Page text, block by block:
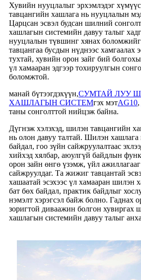
Хувийн нууцлалыг эрхэмлэдэг
тавцангийн хашлага нь нууцлалын
Царцсан эсвэл будсан шилний
хашлагын системийн давуу талыг
нууцлалын түвшинг хянах
тавцангаа бусдын нүднээс хамгаалах
тухтай, хувийн орон зайг бий
үл хамааран эдгээр тохируулгын
боломжтой.
манай бүтээгдэхүүн,СУМТАЙ ЛУУ
ХАШЛАГЫН СИСТЕМгэх мэтAG10,
таны сонголттой нийцэж байна.
Дүгнэж хэлэхэд, шилэн тавцангийн
нь олон давуу талтай. Шилэн хашлага
байдал, гоо зүйн сайжруулалтаас
хийхэд хялбар, аюулгүй байдлын
орон зайн өнгө үзэмж, үйл
сайжруулдаг. Та жижиг тавцантай
хашаатай эсэхээс үл хамааран шилэн
бат бөх байдал, практик байдлыг
нэмэлт хэрэгсэл байж болно. Гаднах
зоригтой диваажин болгон хувиргах
хашлагын системийн давуу талыг